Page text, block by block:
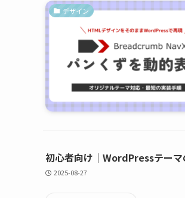
デザイン
初心者向け｜WordPressテー
2025-08-27